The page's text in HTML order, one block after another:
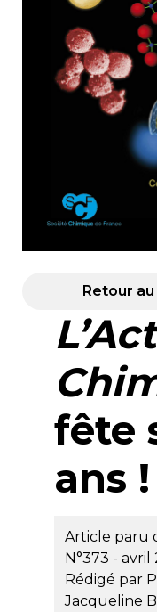
Retour
fête
ans !
Article paru
N°373 - avril
Rédigé par
Jacqueline